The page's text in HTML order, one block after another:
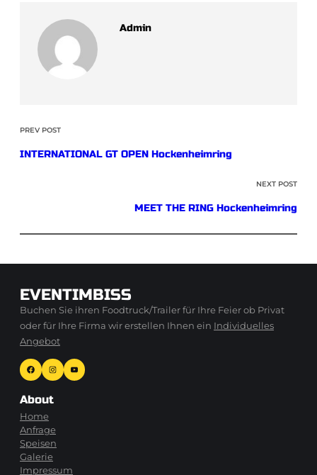
Admin
PREV POST
INTERNATIONAL GT OPEN Hockenheimring
NEXT POST
MEET THE RING Hockenheimring
EVENTIMBISS
Buchen Sie ihren Foodtruck/Trailer für Ihre Feier ob Privat
oder für Ihre Firma wir erstellen Ihnen ein Individuelles
Angebot
Facebook Instagram YouTube
About
Home
Anfrage
Speisen
Galerie
Impressum